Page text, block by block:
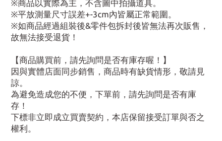
※商品以實際為主，不含圖中拍攝道具。
※平放測量尺寸誤差+-3cm內皆屬正常範圍。
※如商品經過組裝後&零件包拆封後皆無法再次販售，
故無法接受退貨！
【商品購買前，請先詢問是否有庫存喔！】
因與實體店面同步銷售，商品時有缺貨情形，敬請見
諒。
為避免造成您的不便，下單前，請先詢問是否有庫
存！
下標非立即成立買賣契約，本店保留接受訂單與否之
權利。